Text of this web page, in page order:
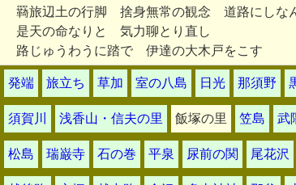
羇旅辺土の行脚 捨身無常の観念 道路にしな
是天の命なりと 気力聊とり直し
路じゅうわうに踏で 伊達の大木戸をこす
発端 旅立ち 草加 室の八島 日光 那須野
須賀川 浅香山・信夫の里 飯塚の里 笠島 武
松島 瑞巌寺 石の巻 平泉 尿前の関 尾花沢